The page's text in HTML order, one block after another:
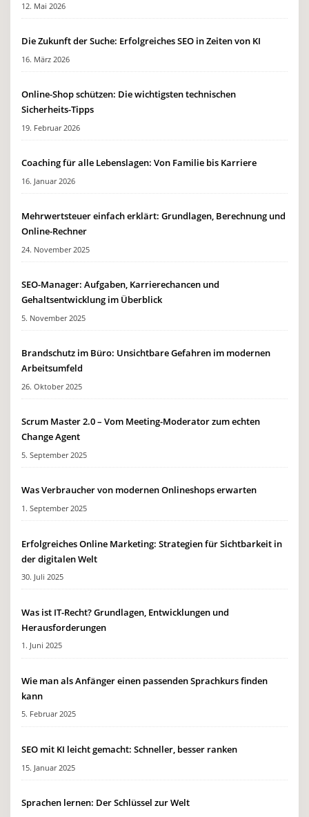
12. Mai 2026
Die Zukunft der Suche: Erfolgreiches SEO in Zeiten von KI
16. März 2026
Online-Shop schützen: Die wichtigsten technischen
Sicherheits-Tipps
19. Februar 2026
Coaching für alle Lebenslagen: Von Familie bis Karriere
16. Januar 2026
Mehrwertsteuer einfach erklärt: Grundlagen, Berechnung und
Online-Rechner
24. November 2025
SEO-Manager: Aufgaben, Karrierechancen und
Gehaltsentwicklung im Überblick
5. November 2025
Brandschutz im Büro: Unsichtbare Gefahren im modernen
Arbeitsumfeld
26. Oktober 2025
Scrum Master 2.0 – Vom Meeting-Moderator zum echten
Change Agent
5. September 2025
Was Verbraucher von modernen Onlineshops erwarten
1. September 2025
Erfolgreiches Online Marketing: Strategien für Sichtbarkeit in
der digitalen Welt
30. Juli 2025
Was ist IT-Recht? Grundlagen, Entwicklungen und
Herausforderungen
1. Juni 2025
Wie man als Anfänger einen passenden Sprachkurs finden
kann
5. Februar 2025
SEO mit KI leicht gemacht: Schneller, besser ranken
15. Januar 2025
Sprachen lernen: Der Schlüssel zur Welt